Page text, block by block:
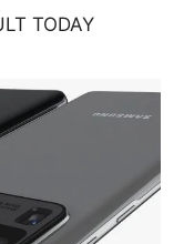
TODAY